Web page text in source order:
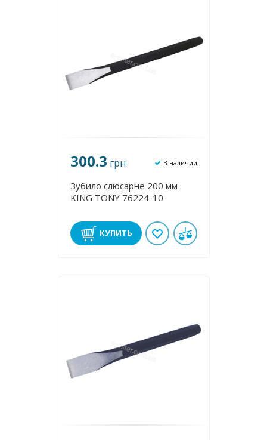
300.3 грн В наличии
Зубило слюсарне 200 мм
KING TONY 76224-10
КУПИТЬ